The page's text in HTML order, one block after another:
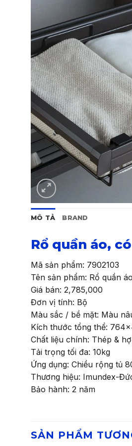
MÔ TẢ BRAND
Rổ quần áo,
Mã sản phẩm: 7902103
Tên sản phẩm: Rổ quần
Giá bán: 2,785,000
Đơn vị tính: Bộ
Màu sắc / bề mặt: Màu
Kích thước tổng thể:
Chất liệu chính: Thép &
Tải trọng tối đa: 10kg
Ứng dụng: Chiều rộng tủ
Thương hiệu: Imundex-
Bảo hành: 2 năm
SẢN PHẨM